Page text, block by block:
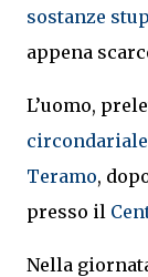
sostanze
appena
L’uomo,
circondariale
Teramo,
presso il
Nella